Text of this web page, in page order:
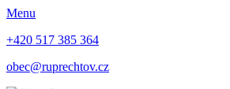
Menu
+420 517 385 364
obec@ruprechtov.cz